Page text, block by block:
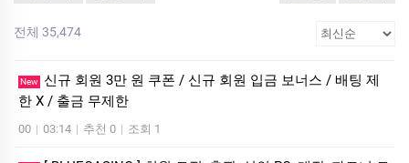
전체 35,474
New
신규 회원 3만 원 쿠폰 / 신규 회원 입금 보너스 / 배팅 제
한 X / 출금 무제한
00 | 03:14 | 추천 0 | 조회 1